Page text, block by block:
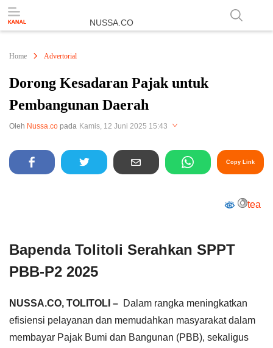
NUSSA.CO
Home Advertorial
Dorong Kesadaran Pajak untuk
Pembangunan Daerah
Oleh Nussa.co pada Kamis, 12 Juni 2025 15:43
Copy Link
tea
Bapenda Tolitoli Serahkan SPPT
PBB-P2 2025
NUSSA.CO, TOLITOLI – Dalam rangka meningkatkan
efisiensi pelayanan dan memudahkan masyarakat dalam
membayar Pajak Bumi dan Bangunan (PBB), sekaligus